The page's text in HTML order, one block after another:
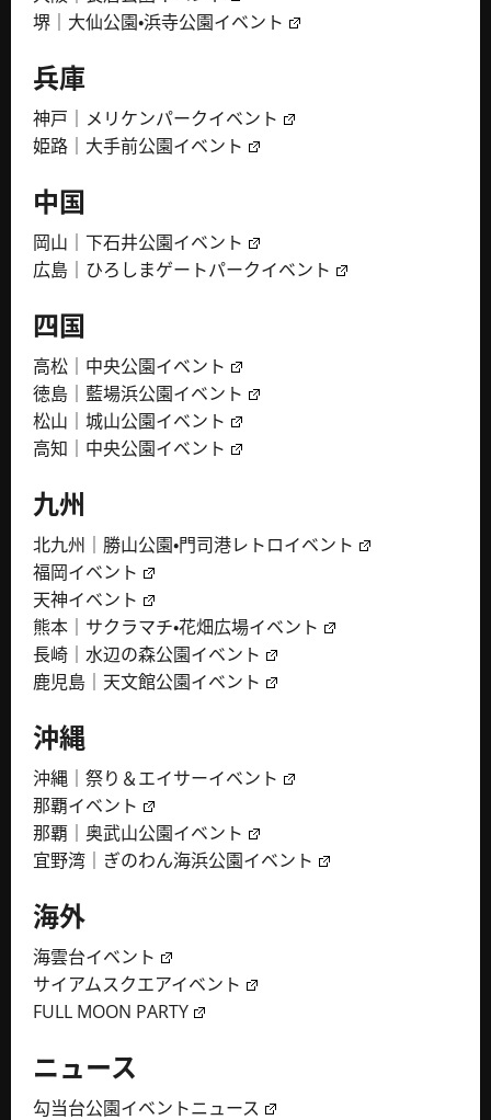
堺｜大仙公園・浜寺公園イベント
兵庫
神戸｜メリケンパークイベント
姫路｜大手前公園イベント
中国
岡山｜下石井公園イベント
広島｜ひろしまゲートパークイベント
四国
高松｜中央公園イベント
徳島｜藍場浜公園イベント
松山｜城山公園イベント
高知｜中央公園イベント
九州
北九州｜勝山公園・門司港レトロイベント
福岡イベント
天神イベント
熊本｜サクラマチ・花畑広場イベント
長崎｜水辺の森公園イベント
鹿児島｜天文館公園イベント
沖縄
沖縄｜祭り＆エイサーイベント
那覇イベント
那覇｜奥武山公園イベント
宜野湾｜ぎのわん海浜公園イベント
海外
海雲台イベント
サイアムスクエアイベント
FULL MOON PARTY
ニュース
勾当台公園イベントニュース